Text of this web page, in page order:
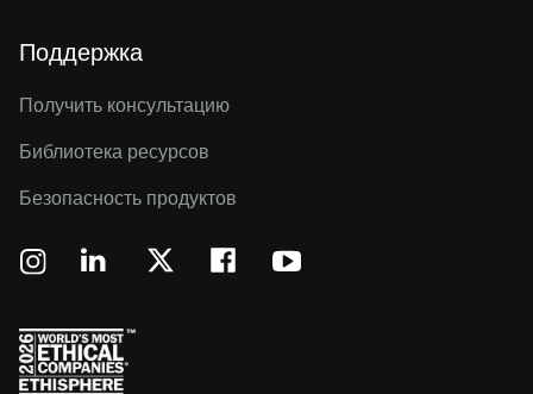
Поддержка
Получить консультацию
Библиотека ресурсов
Безопасность продуктов